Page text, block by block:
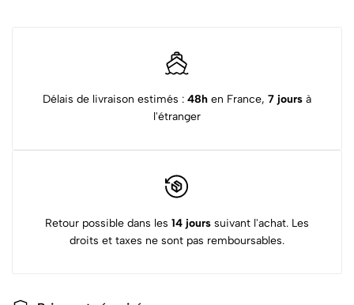
Délais de livraison estimés : 48h en France, 7 jours à
l'étranger
Retour possible dans les 14 jours suivant l'achat. Les
droits et taxes ne sont pas remboursables.